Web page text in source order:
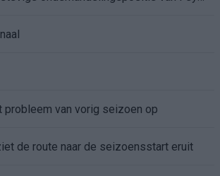
van vorig seizoen op
de route naar de seizoensstart eruit